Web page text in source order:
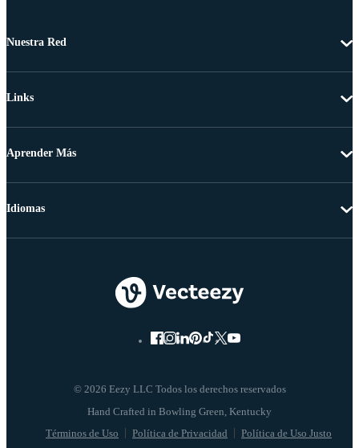
Nuestra Red
Links
Aprender Más
© 2026 Eezy LLC Todos los derechos reservados
Términos de Uso Política de Privacidad Política de Uso Justo
Idiomas